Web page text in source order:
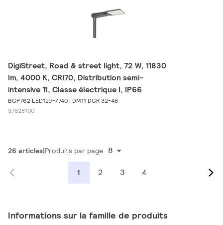
DigiStreet, Road & street light, 72 W, 11830
lm, 4000 K, CRI70, Distribution semi-
intensive 11, Classe électrique I, IP66
BGP762 LED129-/740 I DM11 DGR 32-48
37828100
26 articles Produits par page 8
1 2 3 4
Informations sur la famille de produits